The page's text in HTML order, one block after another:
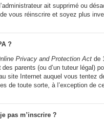
ait supprimé ou
vous réinscrire et soyez plus
?
Privacy and Protection Act de
des parents (ou d’un tuteur légal)
site Internet auquel vous tentez
de toute sorte, à l’exception de
pas m’inscrire ?